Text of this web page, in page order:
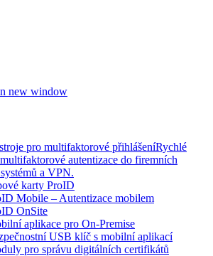
new window
pro multifaktorové přihlášeníRychlé
autentizace do firemních
a VPN.
karty ProID
Mobile – Autentizace mobilem
OnSite
aplikace pro On-Premise
USB klíč s mobilní aplikací
pro správu digitálních certifikátů